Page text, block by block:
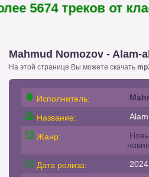
5674 треков от
Mahmud Nomozov - Alam-
На этой странице Вы можете скачать mp3
Исполнитель:
Название:
Жанр:
Дата релиза: 2024